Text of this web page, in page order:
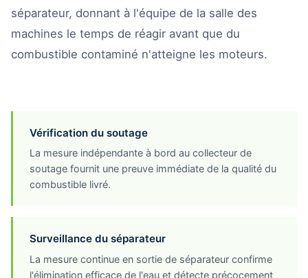
séparateur, donnant à l'équipe de la salle des
machines le temps de réagir avant que du
combustible contaminé n'atteigne les moteurs.
Vérification du soutage
La mesure indépendante à bord au collecteur de
soutage fournit une preuve immédiate de la qualité du
combustible livré.
Surveillance du séparateur
La mesure continue en sortie de séparateur confirme
l'élimination efficace de l'eau et détecte précocement